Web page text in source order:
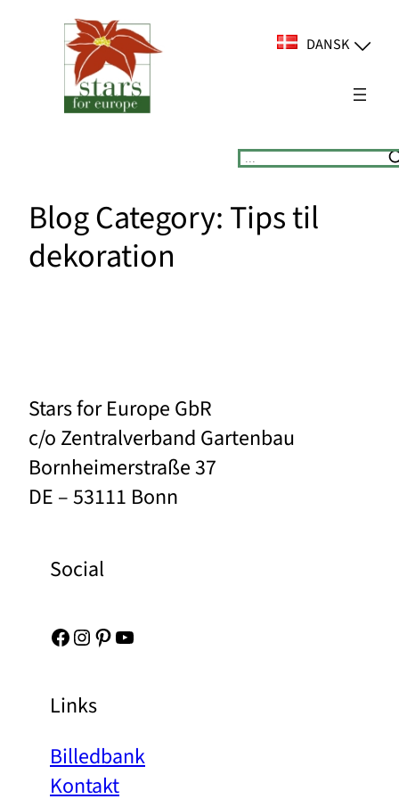
DANSK
Suchen
Blog Category:Tips til
dekoration
Stars for Europe GbR
c/o Zentralverband Gartenbau
Bornheimerstraße 37
DE – 53111 Bonn
Social
Facebook Instagram Pinterest YouTube
Links
Billedbank
Kontakt